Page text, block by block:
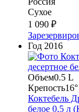
Сухое
1 090 ₽
Год 2016
Объем0.5 L
Крепость16°
Коктебель
белое 0,5 л